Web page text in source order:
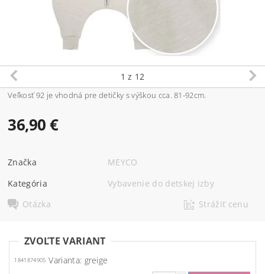
1 z 12
Veľkosť 92 je vhodná pre detičky s výškou cca. 81-92cm.
36,90 €
Značka
MEYCO
Kategória
Vybavenie do detskej izby
Otázka
Strážiť cenu
ZVOĽTE VARIANT
1841874905 Varianta: greige